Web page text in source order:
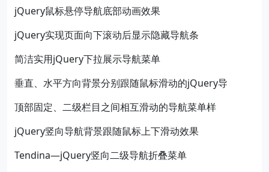
jQuery鼠标悬停导航底部动画效果
jQuery实现页面向下滚动后显示隐藏导航条
简洁实用jQuery下拉展示导航菜单
垂直、水平方向背景分别跟随鼠标滑动的jQuery导
顶部固定、二级栏目之间相互滑动的导航菜单样
jQuery竖向导航背景跟随鼠标上下滑动效果
Tendina—jQuery竖向二级导航折叠菜单